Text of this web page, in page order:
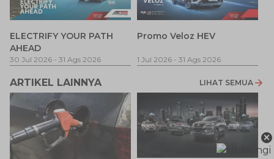
ELECTRIFY YOUR PATH
AHEAD
30 Jul 2026 - 31 Ags 2026
Promo Veloz HEV
1 Jul 2026 - 31 Ags 2026
ARTIKEL LAINNYA LIHAT SEMUA
×